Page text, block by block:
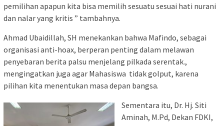
pemilihan apapun kita bisa memilih sesuatu sesuai hati nurani
dan nalar yang kritis ” tambahnya.
Ahmad Ubaidillah, SH menekankan bahwa Mafindo, sebagai
organisasi anti-hoax, berperan penting dalam melawan
penyebaran berita palsu menjelang pilkada serentak.,
mengingatkan juga agar Mahasiswa tidak golput, karena
pilihan kita menentukan masa depan bangsa.
Sementara itu, Dr. Hj. Siti
Aminah, M.Pd, Dekan FDKI,